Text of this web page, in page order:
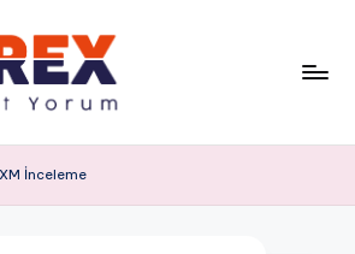
XM İnceleme